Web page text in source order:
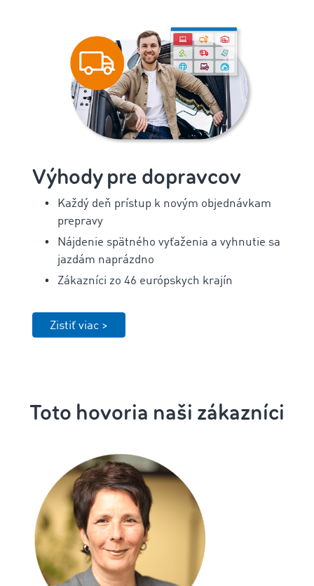
Výhody pre dopravcov
Každý deň prístup k novým objednávkam
prepravy
Nájdenie spätného vyťaženia a vyhnutie sa
jazdám naprázdno
Zákazníci zo 46 európskych krajín
Zistiť viac >
Toto hovoria naši zákazníci